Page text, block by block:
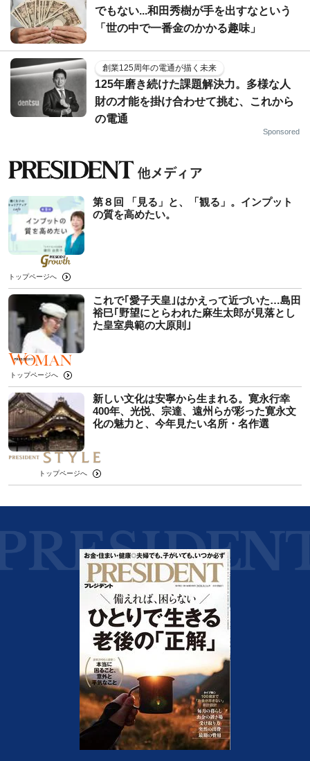
でもない...和田秀樹が手を出すなという
「世の中で一番金のかかる趣味」
創業125周年の電通が描く未来
125年磨き続けた課題解決力。多様な人
財の才能を掛け合わせて挑む、これから
の電通
Sponsored
第８回 「見る」と、「観る」。インプット
の質を高めたい。
トップページへ
これで｢愛子天皇｣はかえって近づいた…島田
裕巳｢野望にとらわれた麻生太郎が見落とし
た皇室典範の大原則｣
トップページへ
新しい文化は安寧から生まれる。寛永行幸
400年、光悦、宗達、遠州らが彩った寛永文
化の魅力と、今年見たい名所・名作選
トップページへ